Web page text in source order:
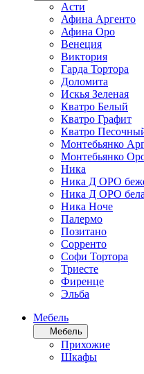
Асти
Афина Аргенто
Афина Оро
Венеция
Виктория
Гарда Тортора
Доломита
Искья Зеленая
Кватро Белый
Кватро Графит
Кватро
Монтебьянко
Монтебьянко
Ника
Ника Д ОРО
Ника Д ОРО
Ника Ноче
Палермо
Позитано
Сорренто
Софи Тортора
Триесте
Фиренце
Эльба
Мебель
Мебель
Прихожие
Шкафы